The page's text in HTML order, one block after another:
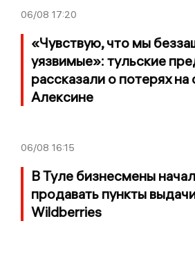
06/08 17:20
«Чувствую, что мы
уязвимые»: тульские
рассказали о потерях на
Алексине
06/08 16:15
В Туле бизнесмены
продавать пункты
Wildberries